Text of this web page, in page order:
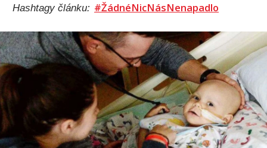
Hashtagy článku: #ŽádnéNicNásNenapadlo